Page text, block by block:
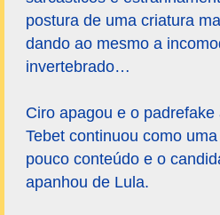
postura de uma criatura
dando ao mesmo a
invertebrado…
Ciro apagou e o
Tebet continuou como
pouco conteúdo e o
apanhou de Lula.